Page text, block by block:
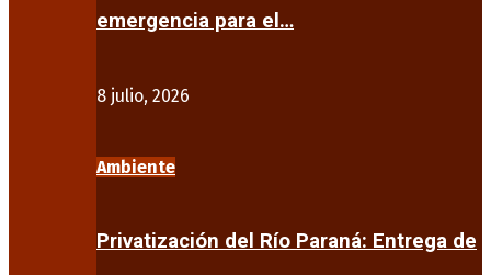
emergencia para el…
8 julio, 2026
Ambiente
Privatización del Río Paraná: Entrega de